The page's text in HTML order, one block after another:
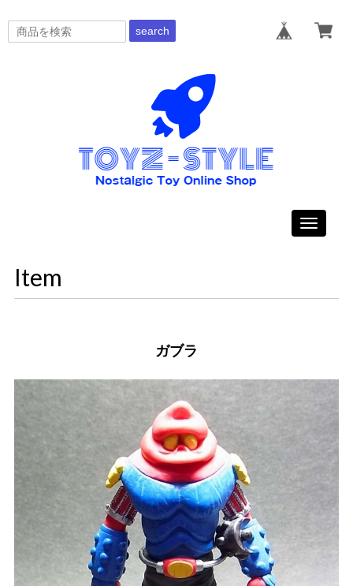
search
Toggle
Item
ガブラ